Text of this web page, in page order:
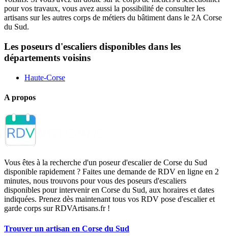
pour vos travaux, vous avez aussi la possibilité de consulter les
artisans sur les autres corps de métiers du bâtiment dans le 2A Corse
du Sud.
Les poseurs d'escaliers disponibles dans les
départements voisins
Haute-Corse
A propos
Vous êtes à la recherche d'un poseur d'escalier de Corse du Sud
disponible rapidement ? Faites une demande de RDV en ligne en 2
minutes, nous trouvons pour vous des poseurs d'escaliers
disponibles pour intervenir en Corse du Sud, aux horaires et dates
indiquées. Prenez dès maintenant tous vos RDV pose d'escalier et
garde corps sur RDVArtisans.fr !
Trouver un artisan en Corse du Sud